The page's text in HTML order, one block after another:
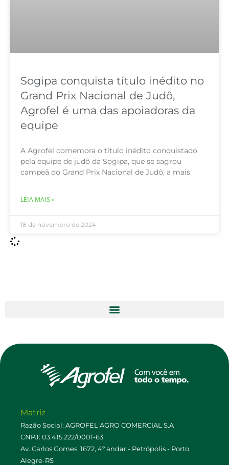
Sogipa conquista título inédito no
Grand Prix Nacional de Judô,
Agrofel é uma das apoiadoras da
equipe
A Agrofel comemora o título inédito conquistado
pela equipe de judô da Sogipa, que se sagrou
campeã do Grand Prix Nacional de Judô, a mais
LEIA MAIS »
18 de novembro de 2024
Matriz
Razão Social: AGROFEL AGRO COMERCIAL S.A
CNPJ: 03.415.222/0001-63
Av. Carlos Gomes, 1672, 4º andar - Petrópolis - Porto
Alegre-RS